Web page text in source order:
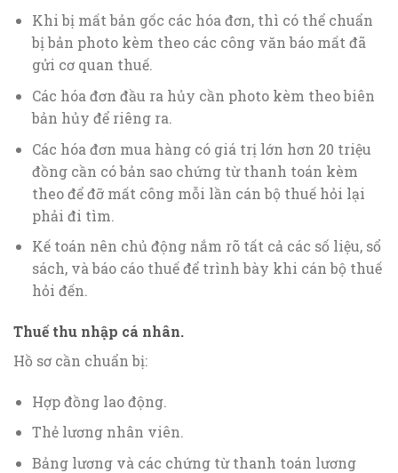
Khi bị mất bản gốc các hóa đơn, thì có thể chuẩn
bị bản photo kèm theo các công văn báo mất đã
gửi cơ quan thuế.
Các hóa đơn đầu ra hủy cần photo kèm theo biên
bản hủy để riêng ra.
Các hóa đơn mua hàng có giá trị lớn hơn 20 triệu
đồng cần có bản sao chứng từ thanh toán kèm
theo để đỡ mất công mỗi lần cán bộ thuế hỏi lại
phải đi tìm.
Kế toán nên chủ động nắm rõ tất cả các số liệu, sổ
sách, và báo cáo thuế để trình bày khi cán bộ thuế
hỏi đến.
Thuế thu nhập cá nhân.
Hồ sơ cần chuẩn bị:
Hợp đồng lao động.
Thẻ lương nhân viên.
Bảng lương và các chứng từ thanh toán lương